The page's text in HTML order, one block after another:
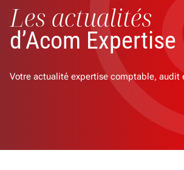
Nos services
Nos cabinets
Nos filiales
Actualités
Les actualités
d’Acom Expertise
Votre actualité expertise comptable, audit